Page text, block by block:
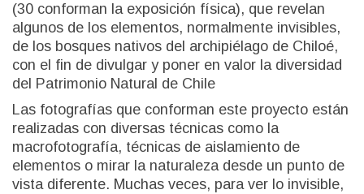
(30 conforman la exposición física), que revelan
algunos de los elementos, normalmente invisibles,
de los bosques nativos del archipiélago de Chiloé,
con el fin de divulgar y poner en valor la diversidad
del Patrimonio Natural de Chile
Las fotografías que conforman este proyecto están
realizadas con diversas técnicas como la
macrofotografía, técnicas de aislamiento de
elementos o mirar la naturaleza desde un punto de
vista diferente. Muchas veces, para ver lo invisible,